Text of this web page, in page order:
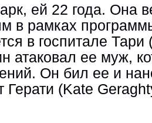
ей 22 года. Она
в рамках
в госпитале
атаковал ее муж,
Он бил ее и
Герати (Kate